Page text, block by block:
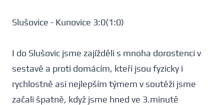
Slušovice - Kunovice 3:0(1:0)
I do Slušovic jsme zajížděli s mnoha dorostenci v
sestavě a proti domácím, kteří jsou fyzicky i
rychlostně asi nejlepším týmem v soutěži jsme
začali špatně, když jsme hned ve 3.minutě